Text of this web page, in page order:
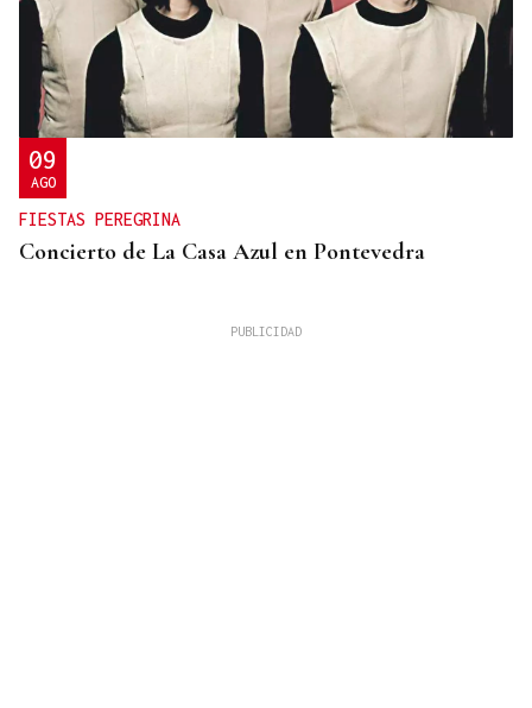
09
AGO
FIESTAS PEREGRINA
Concierto de La Casa Azul en Pontevedra